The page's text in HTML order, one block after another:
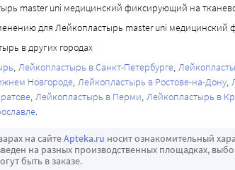
master uni медицинский фиксирующий на
для Лейкопластырь master uni медицинский
в других городах
Лейкопластырь в Санкт-Петербурге
Новгороде Лейкопластырь в Ростове-на-Дону
Лейкопластырь в Перми Лейкопластырь в
на сайтеApteka.ru носит ознакомительный
на разных производственных площадках,
быть в заказе.